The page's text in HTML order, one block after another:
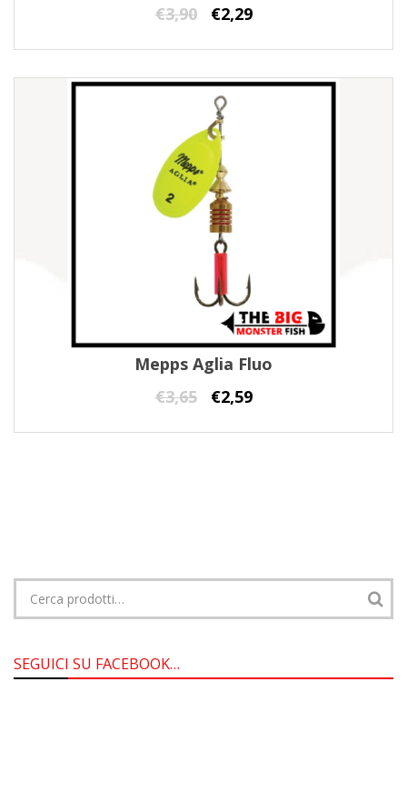
€3,90 €2,29
Mepps Aglia Fluo
€3,65 €2,59
Cerca:
SEGUICI SU FACEBOOK…